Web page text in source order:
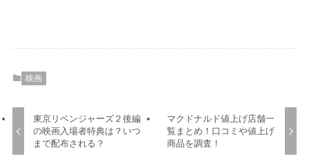
映画
東京リベンジャーズ２後編
の映画入場者特典は？いつ
まで配布される？
マクドナルド値上げ店舗一
覧まとめ！口コミや値上げ
商品を調査！